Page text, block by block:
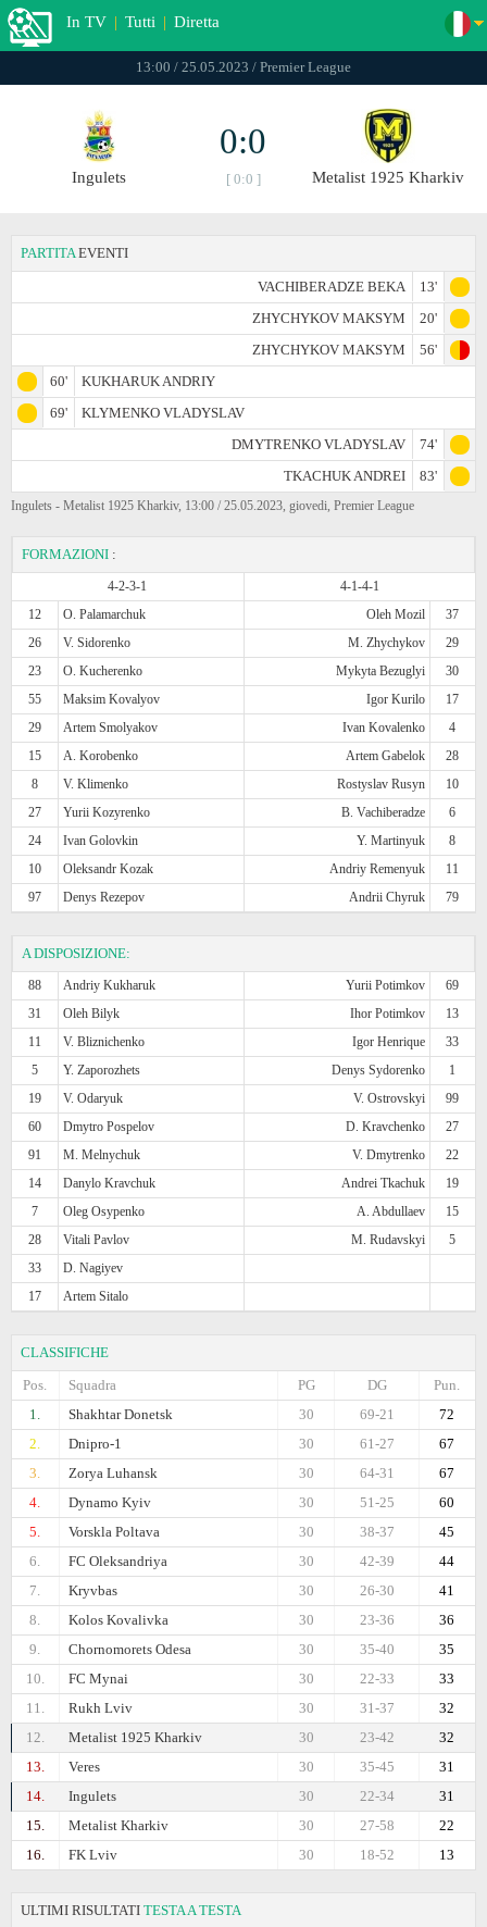
In TV | Tutti | Diretta
13:00 / 25.05.2023 / Premier League
Ingulets
0:0
[ 0:0 ] Metalist 1925 Kharkiv
PARTITA EVENTI
VACHIBERADZE BEKA
13'
ZHYCHYKOV MAKSYM
20'
ZHYCHYKOV MAKSYM
56'
60'
KUKHARUK ANDRIY
69'
KLYMENKO VLADYSLAV
DMYTRENKO VLADYSLAV
74'
TKACHUK ANDREI
83'
Ingulets - Metalist 1925 Kharkiv, 13:00 / 25.05.2023, giovedi, Premier League
FORMAZIONI :
4-2-3-1
4-1-4-1
12
O. Palamarchuk Oleh Mozil
37
26
V. Sidorenko M. Zhychykov
29
23
O. Kucherenko Mykyta Bezuglyi
30
55
Maksim Kovalyov Igor Kurilo
17
29
Artem Smolyakov Ivan Kovalenko
4
15
A. Korobenko Artem Gabelok
28
8
V. Klimenko Rostyslav Rusyn
10
27
Yurii Kozyrenko B. Vachiberadze
6
24
Ivan Golovkin Y. Martinyuk
8
10
Oleksandr Kozak Andriy Remenyuk
11
97
Denys Rezepov Andrii Chyruk 79
A DISPOSIZIONE:
88 Andriy Kukharuk Yurii Potimkov
69
31
Oleh Bilyk Ihor Potimkov
13
11
V. Bliznichenko Igor Henrique
33
5
Y. Zaporozhets Denys Sydorenko
1
19
V. Odaryuk V. Ostrovskyi
99
60
Dmytro Pospelov D. Kravchenko
27
91
M. Melnychuk V. Dmytrenko
22
14
Danylo Kravchuk Andrei Tkachuk
19
7
Oleg Osypenko A. Abdullaev
15
28
Vitali Pavlov M. Rudavskyi
5
33
D. Nagiyev
17
Artem Sitalo
CLASSIFICHE
Pos.
Squadra Pun.
DG
PG
1.
Shakhtar Donetsk 72
69-21
30
2.
Dnipro-1 67
61-27
30
3.
Zorya Luhansk 67
64-31
30
4.
Dynamo Kyiv 60
51-25
30
5.
Vorskla Poltava 45
38-37
30
6.
FC Oleksandriya 44
42-39
30
7.
Kryvbas 41
26-30
30
8.
Kolos Kovalivka 36
23-36
30
9.
Chornomorets Odesa 35
35-40
30
10.
FC Mynai 33
22-33
30
11.
Rukh Lviv 32
31-37
30
12.
Metalist 1925 Kharkiv 32
23-42
30
13.
Veres 31
35-45
30
14.
Ingulets 31
22-34
30
15.
Metalist Kharkiv 22
27-58
30
16.
FK Lviv 13
18-52
30
ULTIMI RISULTATI TESTA A TESTA